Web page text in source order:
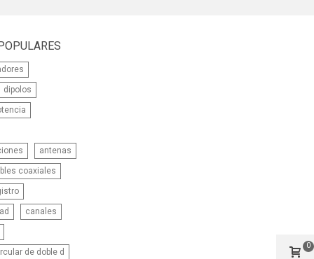
dipolos
antenas
coaxiales
canales
de doble d
0